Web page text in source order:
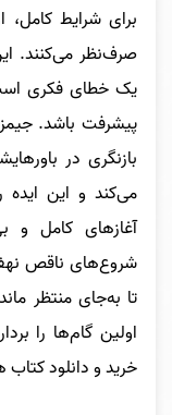
برای شرایط کامل،
صرف‌نظر می‌کنند.
یک خطای فکری
پیشرفت باشد. جیمز
بازنگری در
می‌کند و این
آغازهای کامل و
شروع‌های ناقص
تا به‌جای منتظر
اولین گام‌ها را
خرید و دانلود